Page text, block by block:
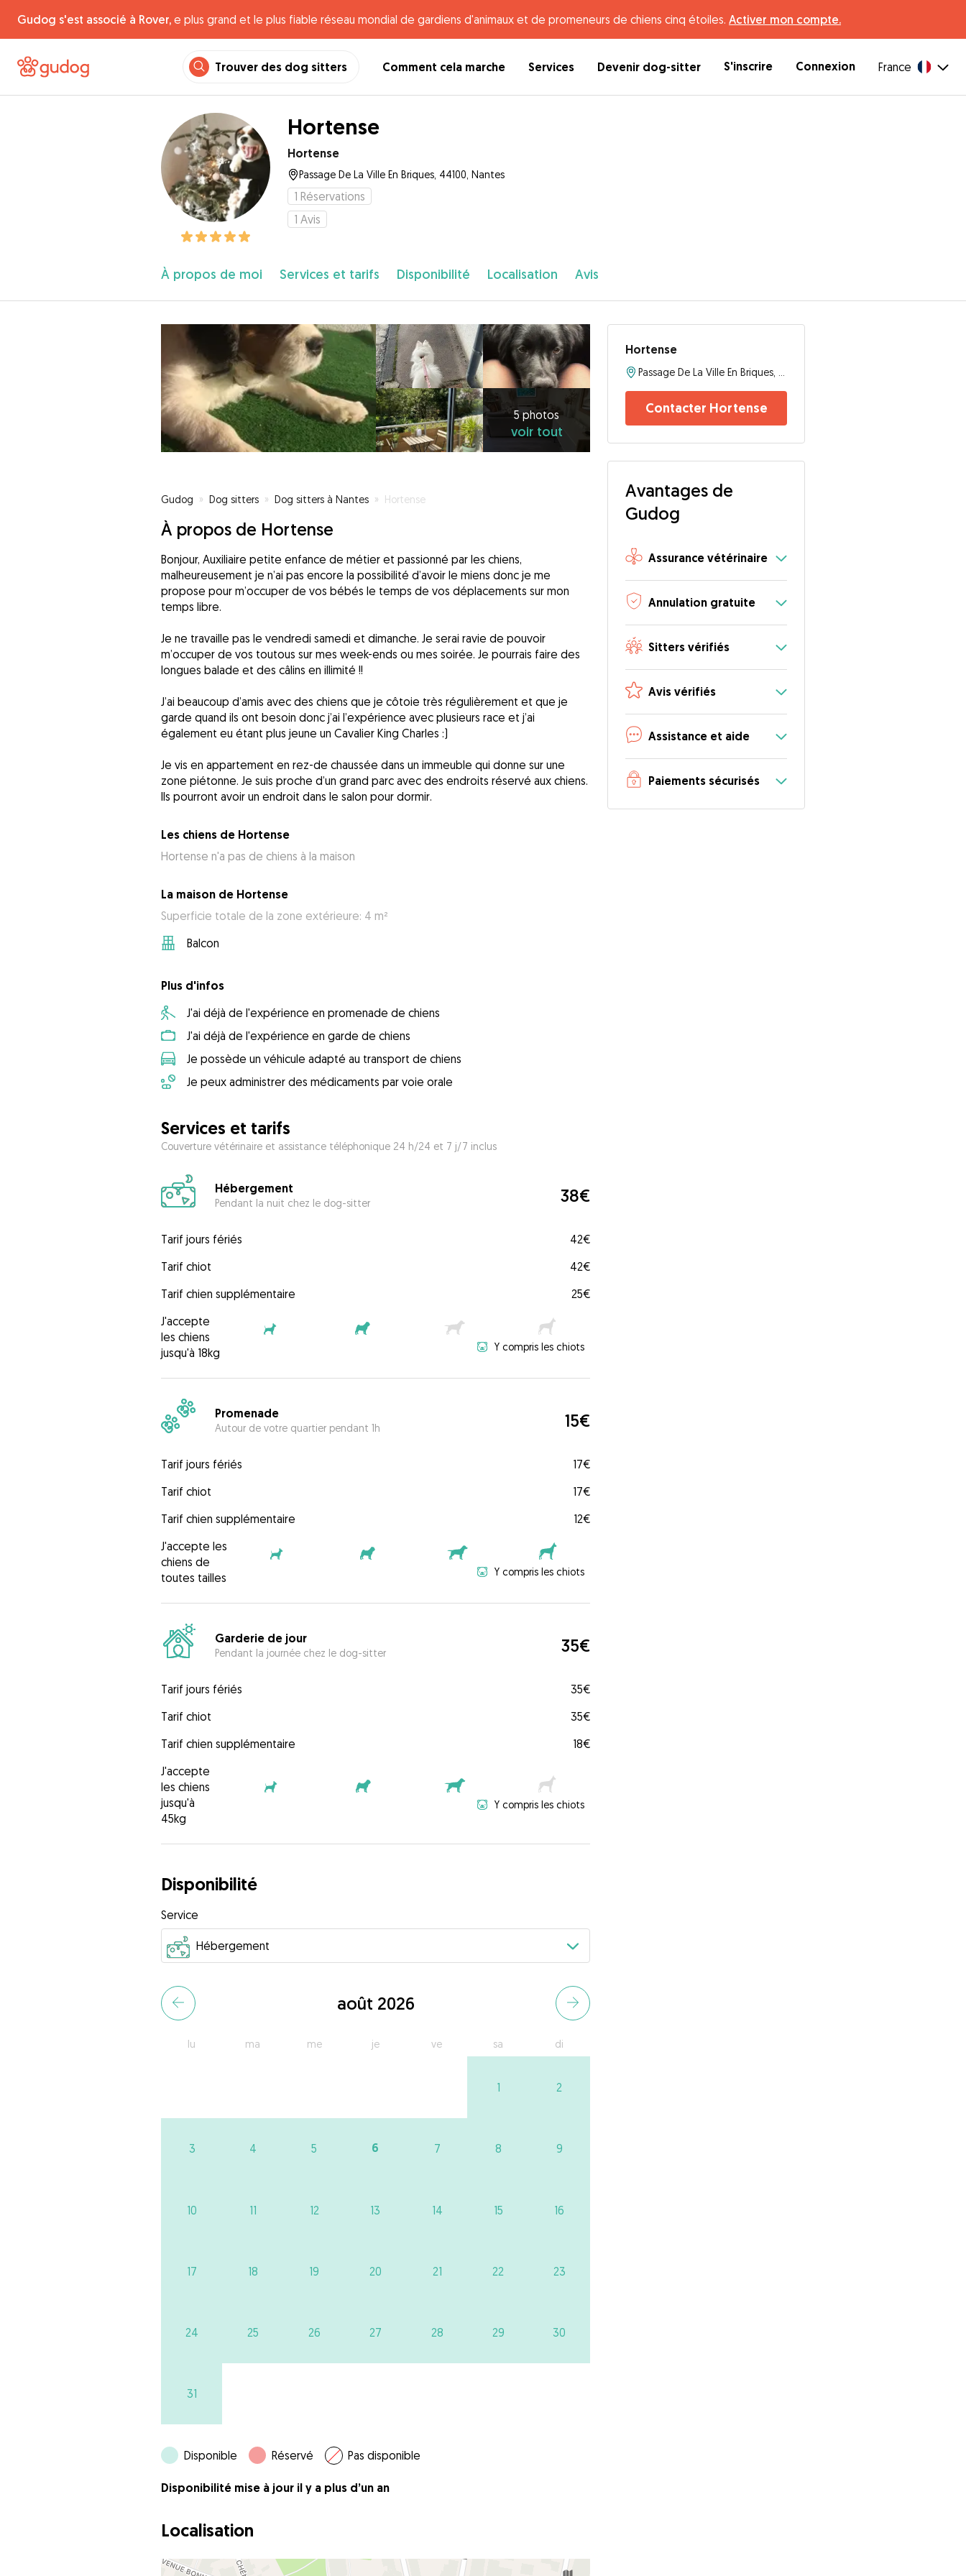
Gudog s'est associé à Rover, e plus grand et le plus fiable réseau mondial de gardiens d'animaux et de promeneurs de chiens cinq étoiles. Activer mon compte.
Trouver des dog sitters Comment cela marche Services Devenir dog-sitter S'inscrire Connexion France
Hortense
Hortense
Passage De La Ville En Briques, 44100, Nantes
1 Réservations
1 Avis
À propos de moi Services et tarifs Disponibilité Localisation Avis
5 photos
voir tout
photos
Gudog » Dog sitters » Dog sitters à Nantes » Hortense
À propos de Hortense
Bonjour, Auxiliaire petite enfance de métier et passionné par les chiens,
malheureusement je n’ai pas encore la possibilité d’avoir le miens donc je me
propose pour m’occuper de vos bébés le temps de vos déplacements sur mon
temps libre.
Je ne travaille pas le vendredi samedi et dimanche. Je serai ravie de pouvoir
m’occuper de vos toutous sur mes week-ends ou mes soirée. Je pourrais faire des
longues balade et des câlins en illimité !!
J’ai beaucoup d’amis avec des chiens que je côtoie très régulièrement et que je
garde quand ils ont besoin donc j’ai l’expérience avec plusieurs race et j’ai
également eu étant plus jeune un Cavalier King Charles :)
Je vis en appartement en rez-de chaussée dans un immeuble qui donne sur une
zone piétonne. Je suis proche d’un grand parc avec des endroits réservé aux chiens.
Ils pourront avoir un endroit dans le salon pour dormir.
Les chiens de Hortense
Hortense n'a pas de chiens à la maison
La maison de Hortense
Superficie totale de la zone extérieure: 4 m²
Balcon
Plus d'infos
J'ai déjà de l'expérience en promenade de chiens
J'ai déjà de l'expérience en garde de chiens
Je possède un véhicule adapté au transport de chiens
Je peux administrer des médicaments par voie orale
Services et tarifs
Couverture vétérinaire et assistance téléphonique 24 h/24 et 7 j/7 inclus
Hébergement
Pendant la nuit chez le dog-sitter 38€
Tarif jours fériés
42€
Tarif chiot
42€
Tarif chien supplémentaire
25€
J'accepte
les chiens
jusqu'à 18kg
Y compris les chiots
Promenade
Autour de votre quartier pendant 1h 15€
Tarif jours fériés
17€
Tarif chiot
17€
Tarif chien supplémentaire
12€
J'accepte les
chiens de
toutes tailles
Y compris les chiots
Garderie de jour
Pendant la journée chez le dog-sitter 35€
Tarif jours fériés
35€
Tarif chiot
35€
Tarif chien supplémentaire
18€
J'accepte
les chiens
jusqu'à
45kg
Y compris les chiots
Disponibilité
Service
août 2026
lu ma me je ve sa di
1 2
3 4 5 6 7 8 9
10 11 12 13 14 15 16
17 18 19 20 21 22 23
24 25 26 27 28 29 30
31
Disponible Réservé Pas disponible
Disponibilité mise à jour il y a plus d’un an
Localisation
Hortense
Contacter Hortense
Avantages de
Gudog
Assurance vétérinaire
Annulation gratuite
Sitters vérifiés
Avis vérifiés
Assistance et aide
Paiements sécurisés